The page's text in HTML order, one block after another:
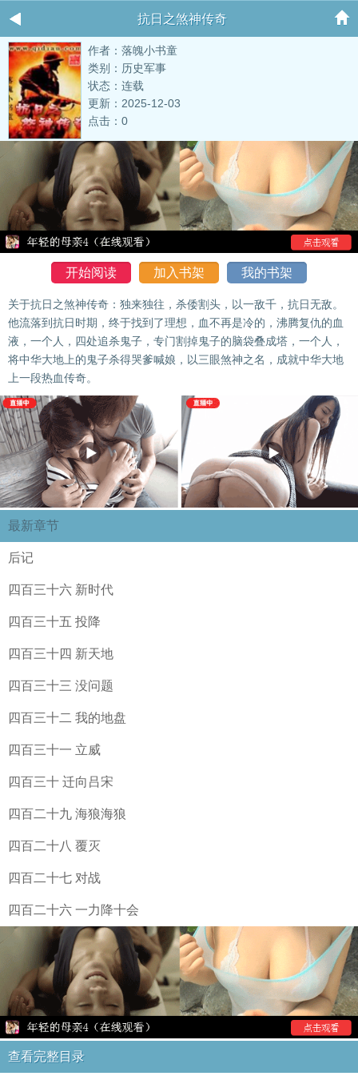
抗日之煞神传奇
作者：落魄小书童
类别：历史军事
状态：连载
更新：2025-12-03
点击：0
开始阅读 加入书架 我的书架
关于抗日之煞神传奇：独来独往，杀倭割头，以一敌千，抗日无敌。
他流落到抗日时期，终于找到了理想，血不再是冷的，沸腾复仇的血
液，一个人，四处追杀鬼子，专门割掉鬼子的脑袋叠成塔，一个人，
将中华大地上的鬼子杀得哭爹喊娘，以三眼煞神之名，成就中华大地
上一段热血传奇。
最新章节
后记
四百三十六 新时代
四百三十五 投降
四百三十四 新天地
四百三十三 没问题
四百三十二 我的地盘
四百三十一 立威
四百三十 迁向吕宋
四百二十九 海狼海狼
四百二十八 覆灭
四百二十七 对战
四百二十六 一力降十会
查看完整目录